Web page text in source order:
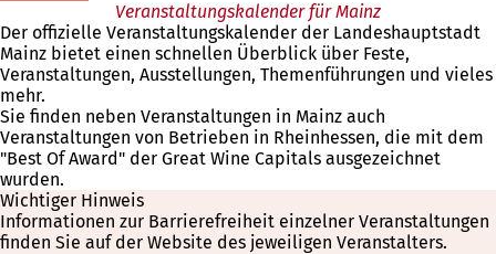
Veranstaltungskalender für Mainz
Der offizielle Veranstaltungskalender der Landeshauptstadt
Mainz bietet einen schnellen Überblick über Feste,
Veranstaltungen, Ausstellungen, Themenführungen und vieles
mehr.
Sie finden neben Veranstaltungen in Mainz auch
Veranstaltungen von Betrieben in Rheinhessen, die mit dem
"Best Of Award" der Great Wine Capitals ausgezeichnet
wurden.
Wichtiger Hinweis
Informationen zur Barrierefreiheit einzelner Veranstaltungen
finden Sie auf der Website des jeweiligen Veranstalters.